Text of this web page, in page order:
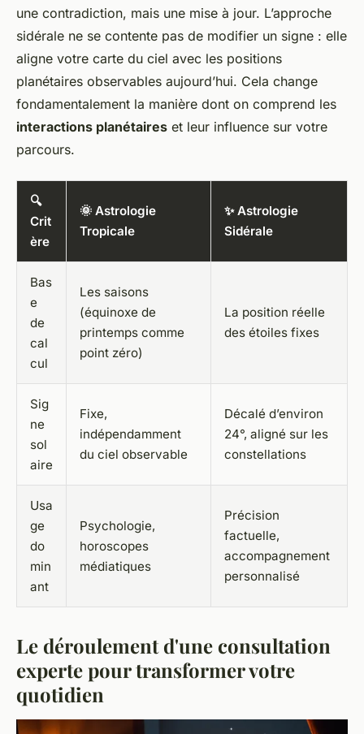
une contradiction, mais une mise à jour. L’approche
sidérale ne se contente pas de modifier un signe : elle
aligne votre carte du ciel avec les positions
planétaires observables aujourd’hui. Cela change
fondamentalement la manière dont on comprend les
interactions planétaires et leur influence sur votre
parcours.
🔍
Crit
ère
🌞 Astrologie
Tropicale
✨ Astrologie
Sidérale
Bas
e
de
cal
cul
Les saisons
(équinoxe de
printemps comme
point zéro)
La position réelle
des étoiles fixes
Sig
ne
sol
aire
Fixe,
indépendamment
du ciel observable
Décalé d’environ
24°, aligné sur les
constellations
Usa
ge
do
min
ant
Psychologie,
horoscopes
médiatiques
Précision
factuelle,
accompagnement
personnalisé
Le déroulement d'une consultation
experte pour transformer votre
quotidien